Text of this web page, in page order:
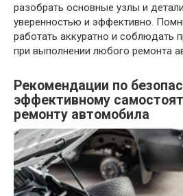
разобрать основные узлы и
уверенностью и эффективно.
работать аккуратно и соблюдать
при выполнении любого ремонта
Рекомендации по
эффективному
ремонту автомобила